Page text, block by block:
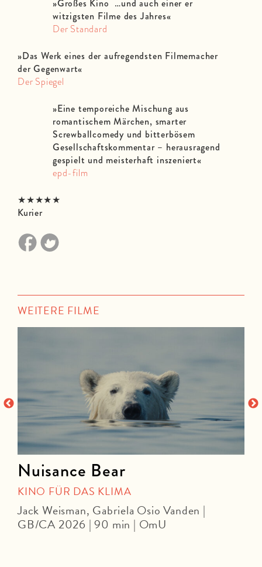
»Großes Kino …und auch einer er
witzigsten Filme des Jahres«
Der Standard
»Das Werk eines der aufregendsten Filmemacher
der Gegenwart«
Der Spiegel
»Eine temporeiche Mischung aus
romantischem Märchen, smarter
Screwballcomedy und bitterbösem
Gesellschaftskommentar – herausragend
gespielt und meisterhaft inszeniert«
epd-film
★★★★★
Kurier
WEITERE FILME
Nuisance Bear
KINO FÜR DAS KLIMA
Jack Weisman, Gabriela Osio Vanden |
GB/CA 2026 | 90 min | OmU